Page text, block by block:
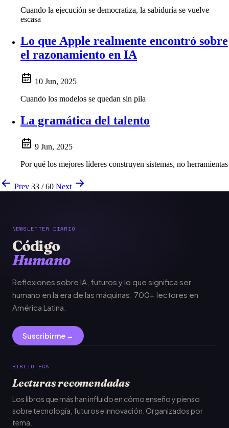
Cuando la ejecución se democratiza, la sabiduría se vuelve
escasa
Lo que Apple realmente encontró sobre
el razonamiento en IA
10 Jun, 2025
Cuando los modelos se quedan sin pila
La gramática del talento
9 Jun, 2025
Por qué los mejores líderes construyen sistemas, no herramientas
Prev 33 / 60 Next
NEWSLETTER DIARIO
Código
Humano
Reflexiones sobre IA, futuros y lo que significa ser
humano en la era de las máquinas. 700+ lectores en
América Latina.
Suscribirme →
BIBLIOTECA
Lecturas recomendadas
Los libros que más han influido en cómo enseño y pienso
sobre tecnología, futuros e innovación. Organizados por
tema.